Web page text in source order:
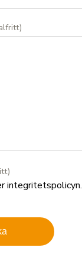
integritetspolicyn.